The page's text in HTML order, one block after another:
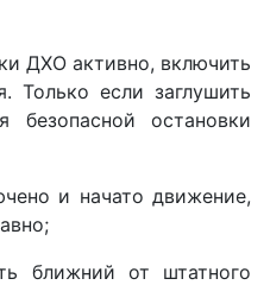
ДХО активно, включить
Только если заглушить
безопасной остановки
и начато движение,
от штатного